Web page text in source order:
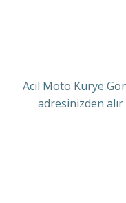
Acil Moto Kurye
adresinizden